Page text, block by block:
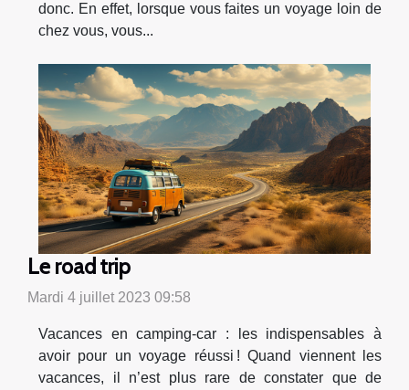
donc. En effet, lorsque vous faites un voyage loin de
chez vous, vous...
Le road trip
Mardi 4 juillet 2023 09:58
Vacances en camping-car : les indispensables à
avoir pour un voyage réussi ! Quand viennent les
vacances, il n’est plus rare de constater que de